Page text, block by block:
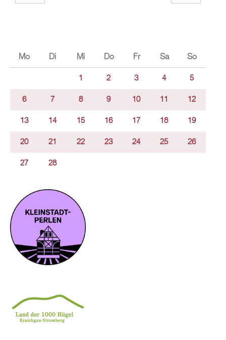
Mo Di Mi Do Fr Sa So
1 2 3 4 5
6 7 8 9 10 11 12
13 14 15 16 17 18 19
20 21 22 23 24 25 26
27 28